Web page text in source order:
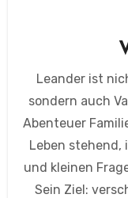
Leander ist
sondern auch
Abenteuer
Leben stehend,
und kleinen
Sein Ziel: